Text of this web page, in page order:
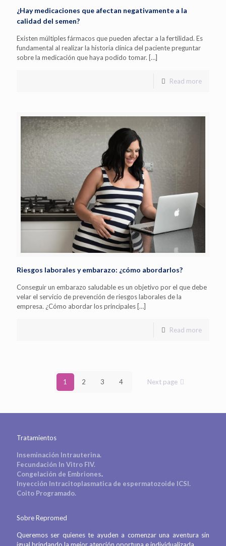
¿Hay medicaciones que afectan negativamente a la
calidad del semen?
Existen múltiples fármacos que pueden afectar a la fertilidad. Es
fundamental al realizar la historia clínica del paciente preguntar
sobre la medicación que haya podido tomar. […]
Read more
Riesgos laborales y embarazo: ¿cómo abordarlos?
Conseguir un embarazo saludable es un objetivo por el que debe
velar el servicio de prevención de riesgos laborales de la
empresa. ¿Cómo abordar los principales […]
Read more
1 2 3 4 Next page
Tratamientos
Inseminación Intrauterina.
Fecundación In Vitro FIV.
Congelación de Embriones.
Inyección Intracitoplasmatica de espermatozoide ICSI.
Coito Programado.
Sobre Repromed
Queremos ser quienes te ayuden a comenzar una aventura sin